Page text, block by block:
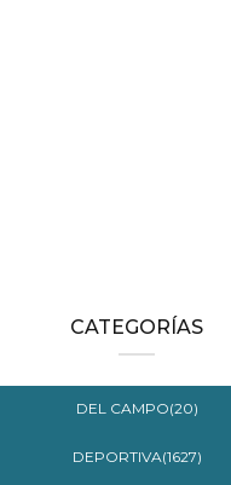
CATEGORÍAS
DEL CAMPO(20)
DEPORTIVA(1627)